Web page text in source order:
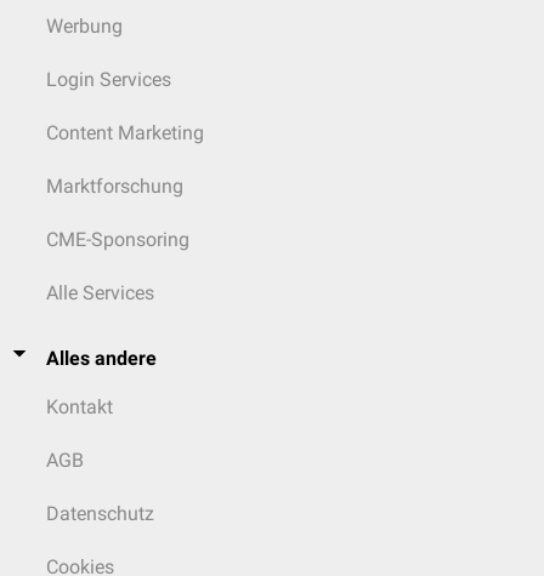
Werbung
Login Services
Content Marketing
Marktforschung
CME-Sponsoring
Alle Services
Alles andere
Kontakt
AGB
Datenschutz
Cookies